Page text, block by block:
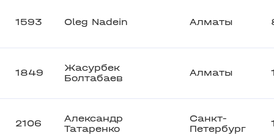
1593 Oleg Nadein Алматы
1849
Жасурбек
Болтабаев
Алматы
2106
Александр
Татаренко
Санкт-
Петербург